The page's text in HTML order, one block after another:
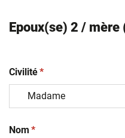
Epoux(se) 2 / mère
Civilité(obligatoire)
*
Nom (obligatoire)
*